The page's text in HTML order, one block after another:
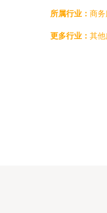
所属行业： 商务
更多行业： 其他